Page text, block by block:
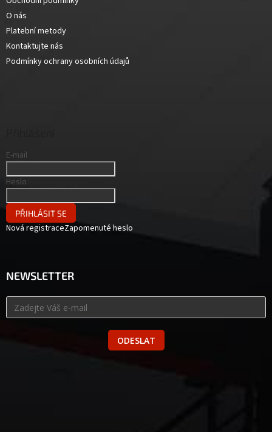
O nás
Platební metody
Kontaktujte nás
Podmínky ochrany osobních údajů
E-mail
Heslo
PŘIHLÁSIT SE
Nová registraceZapomenuté heslo
NEWSLETTER
ODESLAT